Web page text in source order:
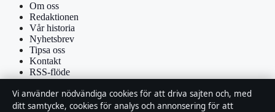
Om oss
Redaktionen
Vår historia
Nyhetsbrev
Tipsa oss
Kontakt
RSS-flöde
Förtroende & standarder
Vi använder nödvändiga cookies för att driva sajten och, med
ditt samtycke, cookies för analys och annonsering för att